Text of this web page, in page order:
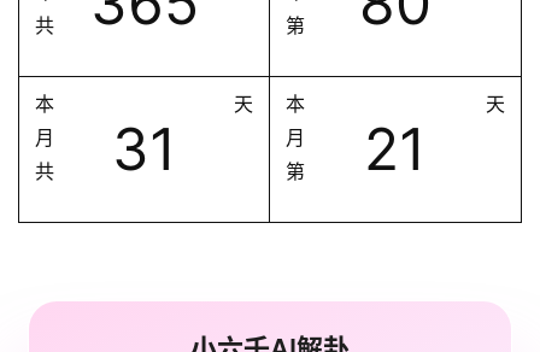
共
第
本
月
共
31
天
本
月
第
21
天